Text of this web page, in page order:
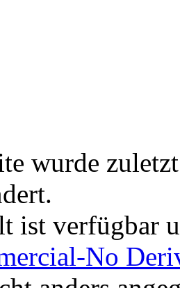
wurde
ist verfügbar
No